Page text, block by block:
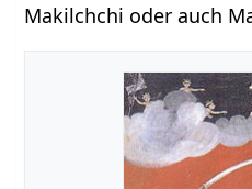
Makilchchi oder auch